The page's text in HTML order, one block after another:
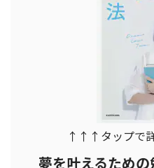
↑↑↑タップで
夢を叶えるため